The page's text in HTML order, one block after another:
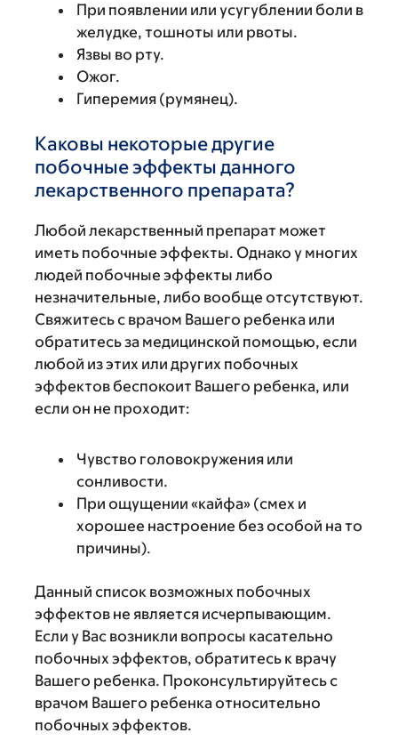
При появлении или усугублении боли в
желудке, тошноты или рвоты.
Язвы во рту.
Ожог.
Гиперемия (румянец).
Каковы некоторые другие
побочные эффекты данного
лекарственного препарата?
Любой лекарственный препарат может
иметь побочные эффекты. Однако у многих
людей побочные эффекты либо
незначительные, либо вообще отсутствуют.
Свяжитесь с врачом Вашего ребенка или
обратитесь за медицинской помощью, если
любой из этих или других побочных
эффектов беспокоит Вашего ребенка, или
если он не проходит:
Чувство головокружения или
сонливости.
При ощущении «кайфа» (смех и
хорошее настроение без особой на то
причины).
Данный список возможных побочных
эффектов не является исчерпывающим.
Если у Вас возникли вопросы касательно
побочных эффектов, обратитесь к врачу
Вашего ребенка. Проконсультируйтесь с
врачом Вашего ребенка относительно
побочных эффектов.